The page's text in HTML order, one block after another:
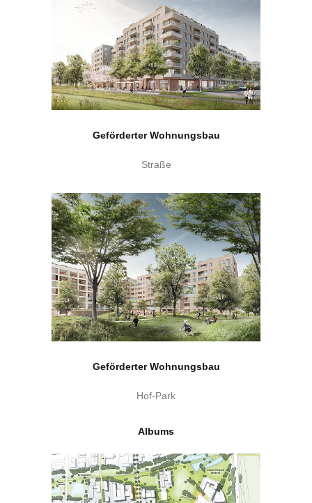
Geförderter Wohnungsbau
Straße
Geförderter Wohnungsbau
Hof-Park
Albums